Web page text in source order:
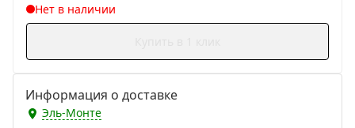
Нет в наличии
Информация о доставке
Эль-Монте